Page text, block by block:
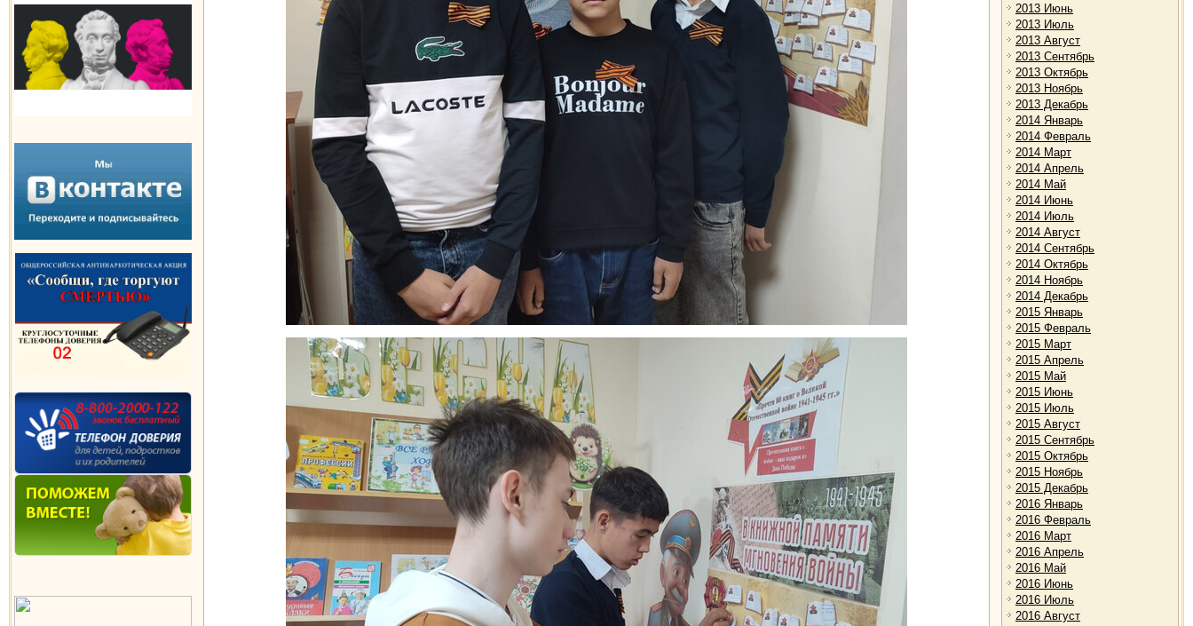
2013 Июнь
2013 Июль
2013 Август
2013 Сентябрь
2013 Октябрь
2013 Ноябрь
2013 Декабрь
2014 Январь
2014 Февраль
2014 Март
2014 Апрель
2014 Май
2014 Июнь
2014 Июль
2014 Август
2014 Сентябрь
2014 Октябрь
2014 Ноябрь
2014 Декабрь
2015 Январь
2015 Февраль
2015 Март
2015 Апрель
2015 Май
2015 Июнь
2015 Июль
2015 Август
2015 Сентябрь
2015 Октябрь
2015 Ноябрь
2015 Декабрь
2016 Январь
2016 Февраль
2016 Март
2016 Апрель
2016 Май
2016 Июнь
2016 Июль
2016 Август